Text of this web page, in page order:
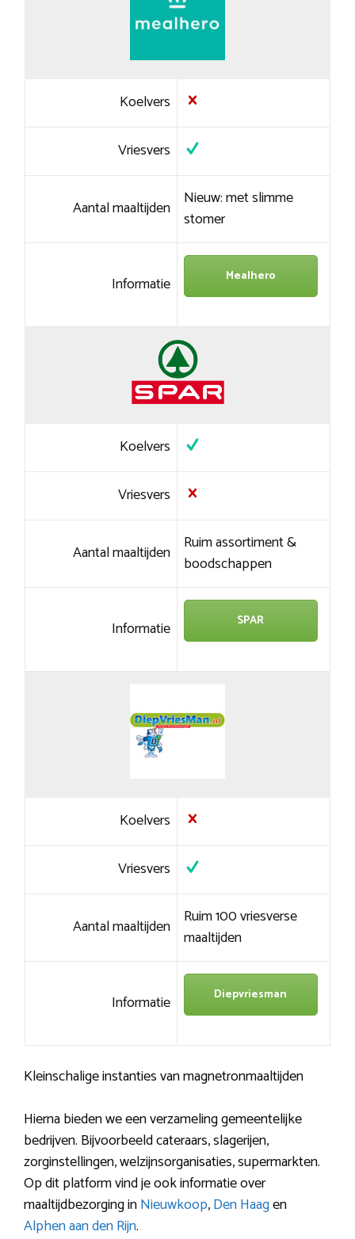
Koelvers
Vriesvers
Aantal maaltijden Nieuw: met slimme
stomer
Informatie Mealhero
Koelvers
Vriesvers
Aantal maaltijden Ruim assortiment &
boodschappen
Informatie SPAR
Koelvers
Vriesvers
Aantal maaltijden Ruim 100 vriesverse
maaltijden
Informatie Diepvriesman
Kleinschalige instanties van magnetronmaaltijden
Hierna bieden we een verzameling gemeentelijke
bedrijven. Bijvoorbeeld cateraars, slagerijen,
zorginstellingen, welzijnsorganisaties, supermarkten.
Op dit platform vind je ook informatie over
maaltijdbezorging inNieuwkoop,Den Haagen
Alphen aan den Rijn.